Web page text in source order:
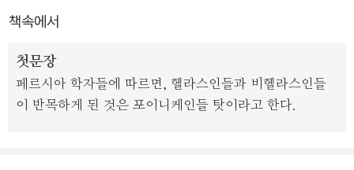
이르기까지를 누가 믿거나 말거나 기술하고 있다. “나는 들은 대로 전
술의 원칙이었고, 기록할 수 있는 최대한 다양한 시각과 의견을 기술
했다.
책속에서
첫문장
페르시아 학자들에 따르면, 헬라스인들과 비헬라스인들
이 반목하게 된 것은 포이니케인들 탓이라고 한다.